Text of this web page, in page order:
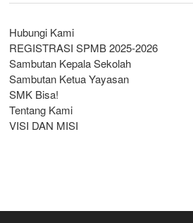
Hubungi Kami
REGISTRASI SPMB 2025-2026
Sambutan Kepala Sekolah
Sambutan Ketua Yayasan
SMK Bisa!
Tentang Kami
VISI DAN MISI